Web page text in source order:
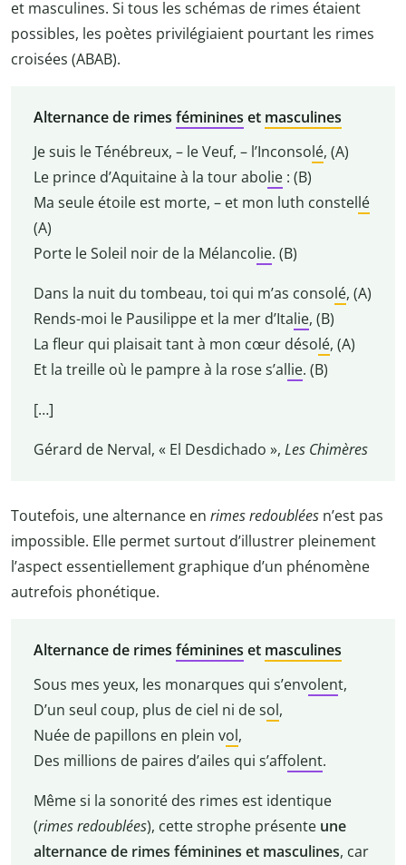
et masculines. Si tous les schémas de rimes étaient
possibles, les poètes privilégiaient pourtant les rimes
croisées (ABAB).
Alternance de rimes féminines et masculines
Je suis le Ténébreux, – le Veuf, – l’Inconsolé, (A)
Le prince d’Aquitaine à la tour abolie: (B)
Ma seule étoile est morte, – et mon luth constellé
(A)
Porte le Soleil noir de la Mélancolie. (B)
Dans la nuit du tombeau, toi qui m’as consolé, (A)
Rends-moi le Pausilippe et la mer d’Italie, (B)
La fleur qui plaisait tant à mon cœur désolé, (A)
Et la treille où le pampre à la rose s’allie. (B)
[…]
Gérard de Nerval, « El Desdichado », Les Chimères
Toutefois, une alternance en rimes redoublées n’est pas
impossible. Elle permet surtout d’illustrer pleinement
l’aspect essentiellement graphique d’un phénomène
autrefois phonétique.
Alternance de rimes féminines et masculines
Sous mes yeux, les monarques qui s’envolent,
D’un seul coup, plus de ciel ni de sol,
Nuée de papillons en plein vol,
Des millions de paires d’ailes qui s’affolent.
Même si la sonorité des rimes est identique
(rimes redoublées), cette strophe présente une
alternance de rimes féminines et masculines, car